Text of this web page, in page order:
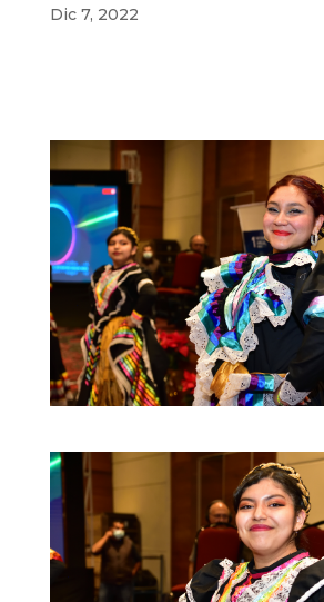
Dic 7, 2022